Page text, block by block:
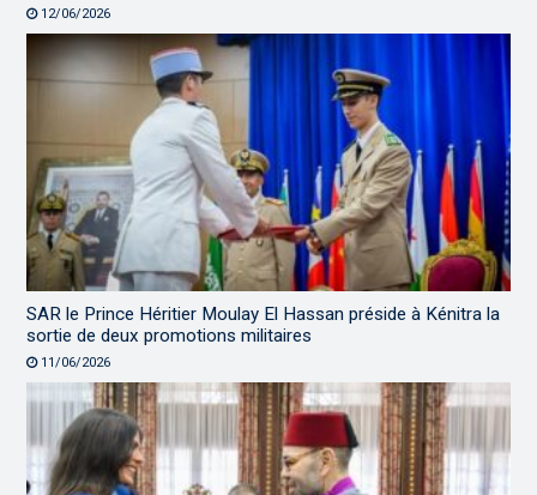
12/06/2026
SAR le Prince Héritier Moulay El Hassan préside à Kénitra la
sortie de deux promotions militaires
11/06/2026